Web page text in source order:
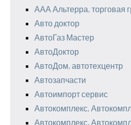
ААА Альтерра, торговая
Авто доктор
АвтоГаз Мастер
АвтоДоктор
АвтоДом, автотехцентр
Автозапчасти
Автоимпорт сервис
Автокомплекс,
Автокомплекс,